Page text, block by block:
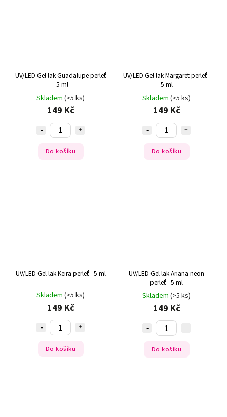
UV/LED Gel lak Guadalupe perleť
- 5 ml
Skladem (>5 ks)
149 Kč
Do košíku
UV/LED Gel lak Margaret perleť -
5 ml
Skladem (>5 ks)
149 Kč
Do košíku
UV/LED Gel lak Keira perleť - 5 ml
Skladem (>5 ks)
149 Kč
Do košíku
UV/LED Gel lak Ariana neon
perleť - 5 ml
Skladem (>5 ks)
149 Kč
Do košíku